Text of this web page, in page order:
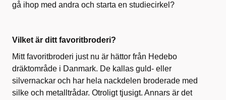
gå ihop med andra och starta en studiecirkel?
Vilket är ditt favoritbroderi?
Mitt favoritbroderi just nu är hättor från Hedebo
dräktområde i Danmark. De kallas guld- eller
silvernackar och har hela nackdelen broderade med
silke och metalltrådar. Otroligt tjusigt. Annars är det